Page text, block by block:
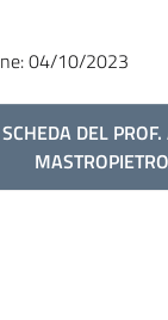
04/10/2023
DEL
MASTROPIETRO